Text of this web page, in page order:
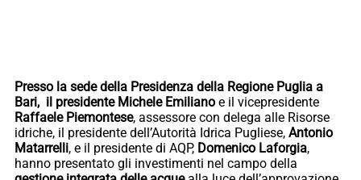
Presso la sede della Presidenza della Regione Puglia a
Bari, il presidente Michele Emiliano e il vicepresidente
Raffaele Piemontese, assessore con delega alle Risorse
idriche, il presidente dell’Autorità Idrica Pugliese, Antonio
Matarrelli, e il presidente di AQP, Domenico Laforgia,
hanno presentato gli investimenti nel campo della